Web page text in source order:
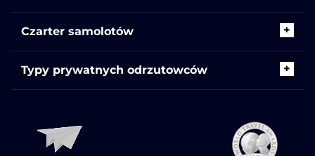
Czarter samolotów
Typy prywatnych odrzutowców